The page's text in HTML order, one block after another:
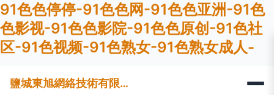
91色色停停-91色色网-91色色亚洲-91色
色影视-91色色影院-91色色原创-91色社
区-91色视频-91色熟女-91色熟女成人-
鹽城東旭網絡技術有限公司